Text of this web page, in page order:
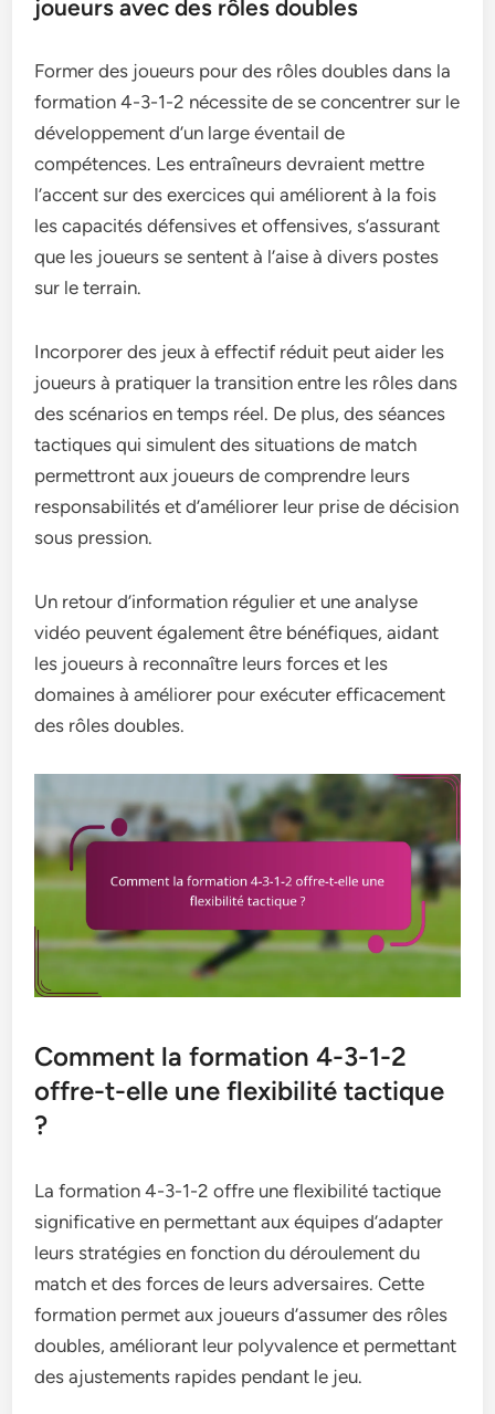
joueurs avec des rôles doubles
Former des joueurs pour des rôles doubles dans la
formation 4-3-1-2 nécessite de se concentrer sur le
développement d’un large éventail de
compétences. Les entraîneurs devraient mettre
l’accent sur des exercices qui améliorent à la fois
les capacités défensives et offensives, s’assurant
que les joueurs se sentent à l’aise à divers postes
sur le terrain.
Incorporer des jeux à effectif réduit peut aider les
joueurs à pratiquer la transition entre les rôles dans
des scénarios en temps réel. De plus, des séances
tactiques qui simulent des situations de match
permettront aux joueurs de comprendre leurs
responsabilités et d’améliorer leur prise de décision
sous pression.
Un retour d’information régulier et une analyse
vidéo peuvent également être bénéfiques, aidant
les joueurs à reconnaître leurs forces et les
domaines à améliorer pour exécuter efficacement
des rôles doubles.
Comment la formation 4-3-1-2
offre-t-elle une flexibilité tactique
?
La formation 4-3-1-2 offre une flexibilité tactique
significative en permettant aux équipes d’adapter
leurs stratégies en fonction du déroulement du
match et des forces de leurs adversaires. Cette
formation permet aux joueurs d’assumer des rôles
doubles, améliorant leur polyvalence et permettant
des ajustements rapides pendant le jeu.